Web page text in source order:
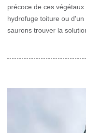
précoce de ces
hydrofuge toiture ou
saurons trouver la